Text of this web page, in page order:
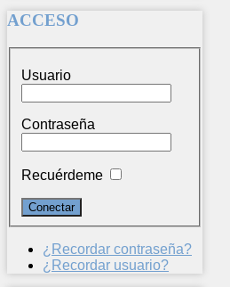
ACCESO
Usuario
Contraseña
Recuérdeme
¿Recordar contraseña?
¿Recordar usuario?